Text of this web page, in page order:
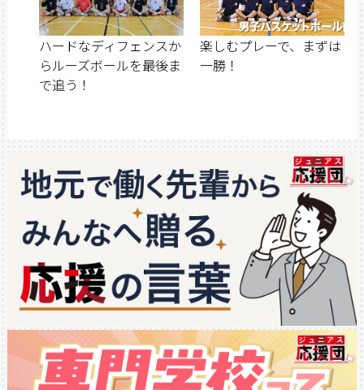
ハードなディフェンスか
らルーズボールを最後ま
で追う！
楽しむプレーで、まずは
一勝！